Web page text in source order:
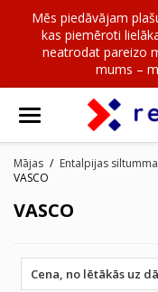
Mēs piedāvājam
kas piemēroti
neatrodat pareizo
mums –
Mājas
Entalpijas
VASCO
VASCO
Cena, no lētākās uz